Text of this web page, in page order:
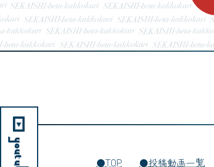
TOP 投稿動画一覧
YouTube